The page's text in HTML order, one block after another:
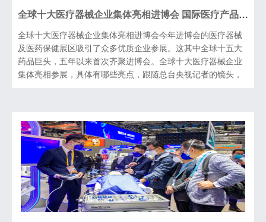
全球十大医疗器械企业集体亮相进博会 国际医疗产品加速落地
全球十大医疗器械企业集体亮相进博会今年进博会的医疗器械
及医药保健展区吸引了众多优质企业参展。这其中全球十五大
药品巨头，五年以来首次齐聚进博会。全球十大医疗器械企业
集体亮相参展，具体有哪些亮点，跟随总台央视记者的镜头，